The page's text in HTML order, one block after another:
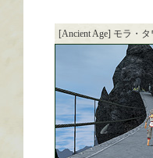
[Ancient Age] モラ・